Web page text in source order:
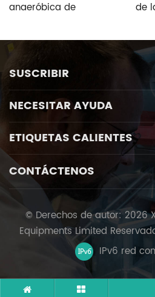
anaeróbica de
de bacterias
de
SUSCRIBIR
NECESITAR AYUDA
ETIQUETAS CALIENTES
CONTÁCTENOS
© Derechos de autor: 2026
Equipments Limited
IPv6 red